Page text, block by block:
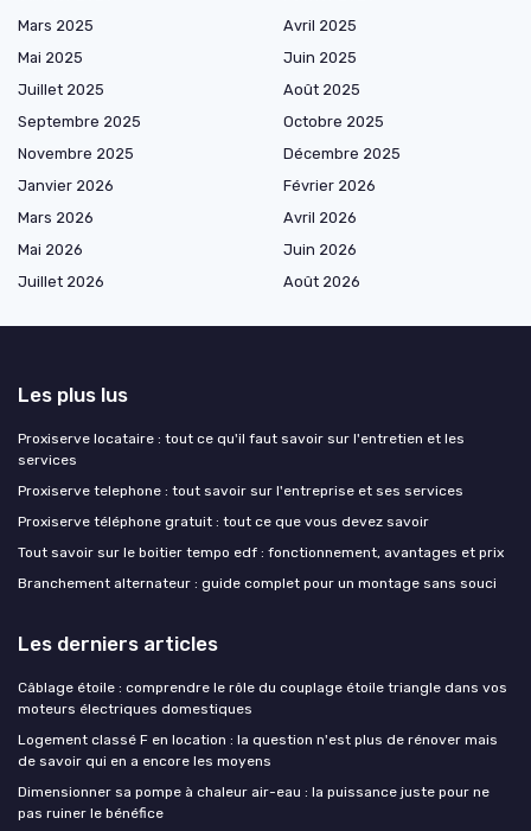
Mars 2025
Avril 2025
Mai 2025
Juin 2025
Juillet 2025
Août 2025
Septembre 2025
Octobre 2025
Novembre 2025
Décembre 2025
Janvier 2026
Février 2026
Mars 2026
Avril 2026
Mai 2026
Juin 2026
Juillet 2026
Août 2026
Les plus lus
Proxiserve locataire : tout ce qu'il faut savoir sur l'entretien et les
services
Proxiserve telephone : tout savoir sur l'entreprise et ses services
Proxiserve téléphone gratuit : tout ce que vous devez savoir
Tout savoir sur le boitier tempo edf : fonctionnement, avantages et prix
Branchement alternateur : guide complet pour un montage sans souci
Les derniers articles
Câblage étoile : comprendre le rôle du couplage étoile triangle dans vos
moteurs électriques domestiques
Logement classé F en location : la question n'est plus de rénover mais
de savoir qui en a encore les moyens
Dimensionner sa pompe à chaleur air-eau : la puissance juste pour ne
pas ruiner le bénéfice